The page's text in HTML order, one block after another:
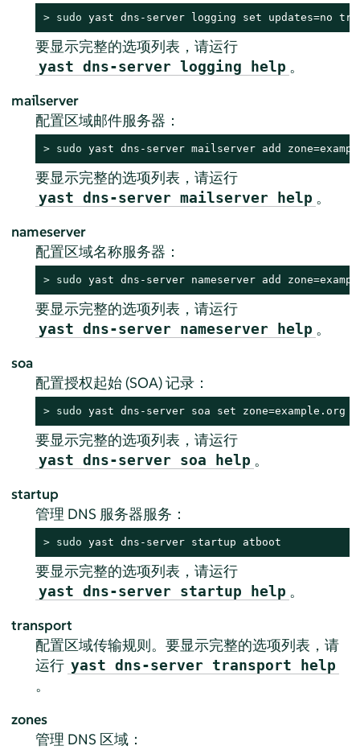
> sudo yast dns-server logging set updates=no
要显示完整的选项列表，请运行
yast dns-server logging help 。
mailserver
配置区域邮件服务器：
> sudo yast dns-server mailserver add
要显示完整的选项列表，请运行
yast dns-server mailserver help 。
nameserver
配置区域名称服务器：
> sudo yast dns-server nameserver add
要显示完整的选项列表，请运行
yast dns-server nameserver help 。
soa
配置授权起始 (SOA) 记录：
> sudo yast dns-server soa set zone=example.org
要显示完整的选项列表，请运行
yast dns-server soa help 。
startup
管理 DNS 服务器服务：
> sudo yast dns-server startup atboot
要显示完整的选项列表，请运行
yast dns-server startup help 。
transport
配置区域传输规则。要显示完整的选项列表，请
运行 yast dns-server transport help
。
zones
管理 DNS 区域：